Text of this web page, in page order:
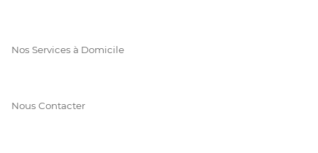
Nos Services à Domicile
Nous Contacter